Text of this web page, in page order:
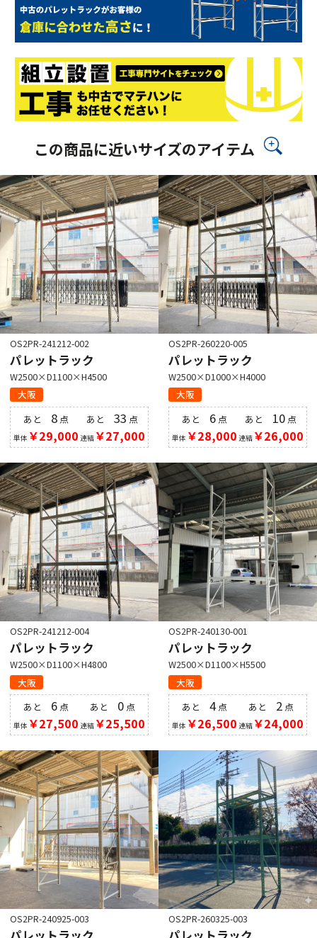
この商品に近いサイズのアイテム
OS2PR-241212-002
パレットラック
W2500×D1100×H4500
大阪
あと 8 点
単体 ￥29,000
あと33 点
連結￥27,000
OS2PR-260220-005
パレットラック
W2500×D1000×H4000
大阪
あと 6 点
単体 ￥28,000
あと 10 点
連結￥26,000
OS2PR-241212-004
パレットラック
W2500×D1100×H4800
大阪
あと 6 点
単体 ￥27,500
あと 0点
連結￥25,500
OS2PR-240130-001
パレットラック
W2500×D1100×H5500
大阪
あと4点
単体 ￥26,500
あと 2点
連結￥24,000
OS2PR-240925-003 OS2PR-260325-003